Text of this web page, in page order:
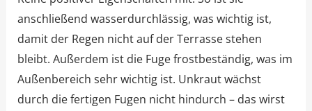
anschließend wasserdurchlässig, was wichtig ist,
damit der Regen nicht auf der Terrasse stehen
bleibt. Außerdem ist die Fuge frostbeständig, was im
Außenbereich sehr wichtig ist. Unkraut wächst
durch die fertigen Fugen nicht hindurch – das wirst